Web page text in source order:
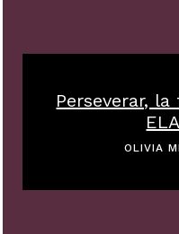
Perseverar,
OLIVIA